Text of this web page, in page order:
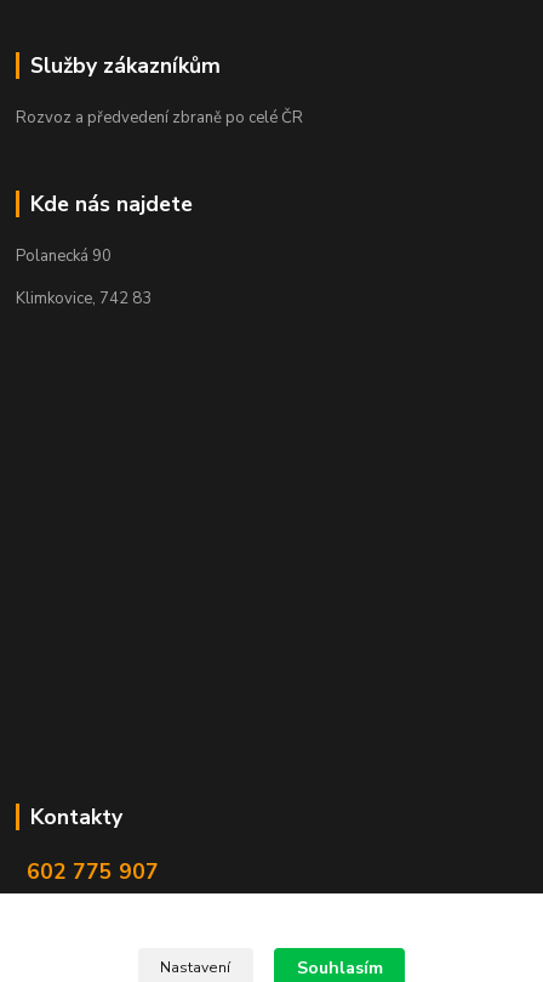
Služby zákazníkům
Rozvoz a předvedení zbraně po celé ČR
Kde nás najdete
Polanecká 90
Klimkovice, 742 83
Kontakty
602 775 907
Nastavení Souhlasím